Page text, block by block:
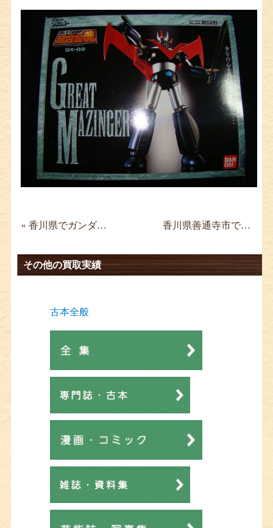
« 香川県でガンダムフィギュア買取 GFF GUNDAM FIX メタルコンポジット RX-78-3 G3 LIMITED Ver.Ka 香川県善通寺市でフィギュア買取 フリーイング VOCALOID3 初音ミク V3 1/4 »
その他の買取実績
古本全般